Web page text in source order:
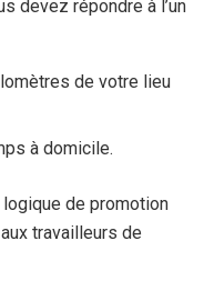
devez répondre à l’un
de votre lieu
à domicile.
de promotion
travailleurs de